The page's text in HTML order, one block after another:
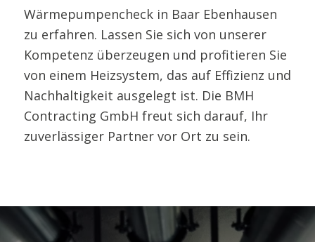
Wärmepumpencheck in Baar Ebenhausen
zu erfahren. Lassen Sie sich von unserer
Kompetenz überzeugen und profitieren Sie
von einem Heizsystem, das auf Effizienz und
Nachhaltigkeit ausgelegt ist. Die BMH
Contracting GmbH freut sich darauf, Ihr
zuverlässiger Partner vor Ort zu sein.